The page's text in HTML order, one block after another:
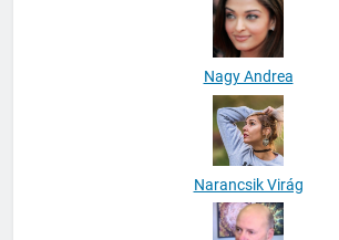
Nagy Andrea
Narancsik Virág